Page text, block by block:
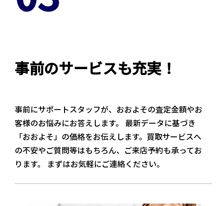
事前のサービスも充実！
事前にサポートスタッフが、おおよその査定金額やお
客様のお悩みにお答えします。 最新データに基づき
「おおよそ」の価格をお伝えします。買取サービスへ
の不安やご質問等はもちろん、ご来店予約も承ってお
ります。 まずはお気軽にご連絡ください。